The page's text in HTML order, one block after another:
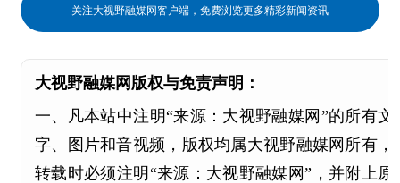
关注大视野融媒网客户端，免费浏览更多精彩新闻资讯
大视野融媒网版权与免责声明：
一、凡本站中注明“来源：大视野融媒网”的所有文
字、图片和音视频，版权均属大视野融媒网所有，
转载时必须注明“来源：大视野融媒网”，并附上原